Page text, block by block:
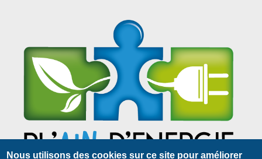
Nous utilisons des cookies sur ce site pour améliorer